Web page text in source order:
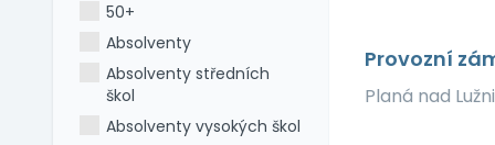
50+
Absolventy
Absolventy středních
škol
Absolventy vysokých škol
Provozní
Planá nad